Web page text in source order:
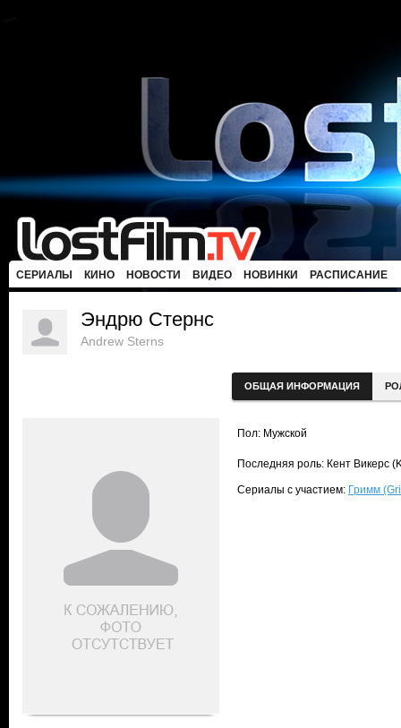
СЕРИАЛЫ КИНО НОВОСТИ ВИДЕО НОВИНКИ РАСПИСАНИЕ
Эндрю Стернс
Andrew Sterns
ОБЩАЯ ИНФОРМАЦИЯ
Пол: Мужской
Последняя роль: Кент Викерс
Сериалы с участием: Гримм